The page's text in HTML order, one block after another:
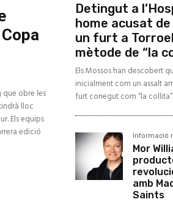
que obre les
lloc
Els equips
edició
Detingut a
home acusat
un furt a
mètode de “la
Els Mossos han descobert
inicialment com un assalt
furt conegut com “la collita”.
Informació
Mor
amb
Saints